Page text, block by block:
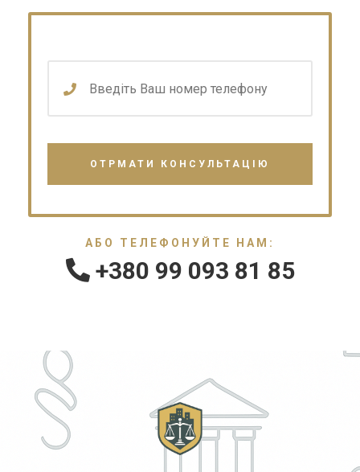
АБО ТЕЛЕФОНУЙТЕ НАМ:
+380 99 093 81 85